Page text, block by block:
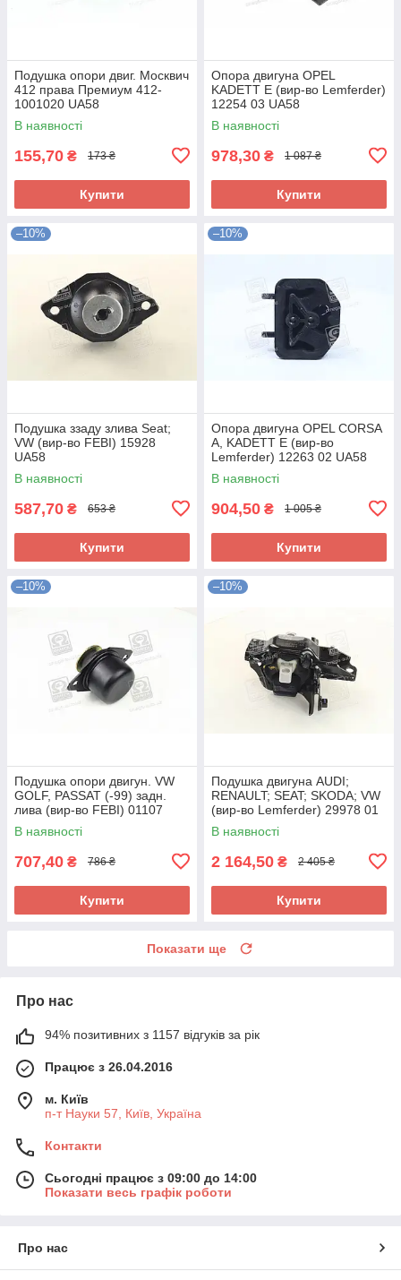
Подушка опори двиг. Москвич
412 права Премиум 412-
1001020 UA58
В наявності
155,70 ₴ 173 ₴
Купити
Опора двигуна OPEL
KADETT E (вир-во Lemferder)
12254 03 UA58
В наявності
978,30 ₴ 1 087 ₴
Купити
–10%
Подушка ззаду злива Seat;
VW (вир-во FEBI) 15928
UA58
В наявності
587,70 ₴ 653 ₴
Купити
–10%
Опора двигуна OPEL CORSA
A, KADETT E (вир-во
Lemferder) 12263 02 UA58
В наявності
904,50 ₴ 1 005 ₴
Купити
–10%
Подушка опори двигун. VW
GOLF, PASSAT (-99) задн.
лива (вир-во FEBI) 01107
UA58
В наявності
707,40 ₴ 786 ₴
Купити
–10%
Подушка двигуна AUDI;
RENAULT; SEAT; SKODA; VW
(вир-во Lemferder) 29978 01
UA58
В наявності
2 164,50 ₴ 2 405 ₴
Купити
Показати ще
Про нас
94% позитивних з 1157 відгуків за рік
Працює з 26.04.2016
м. Київ
п-т Науки 57, Київ, Україна
Контакти
Сьогодні працює з 09:00 до 14:00
Показати весь графік роботи
Про нас